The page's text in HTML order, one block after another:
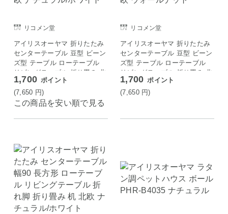
リコメン堂
アイリスオーヤマ 折りたたみ
センターテーブル 豆型 ビーン
ズ型 テーブル ローテーブル
リビングテーブル 折り畳み 北
欧 ナチュラル/ホワイト
1,700 ポイント
(7,650 円)
この商品を安い順で見る
リコメン堂
アイリスオーヤマ 折りたたみ
センターテーブル 豆型 ビーン
ズ型 テーブル ローテーブル
リビングテーブル 折り畳み 北
欧 ウォールナット
1,700 ポイント
(7,650 円)